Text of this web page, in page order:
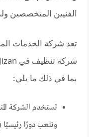
الفنيين المتخصصين
بما في ذلك ما يلي:
تستخدم الشركة
وتلعب دورًا